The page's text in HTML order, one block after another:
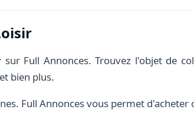
sur Full Annonces. Trouvez l'objet de
bien plus.
Full Annonces vous permet